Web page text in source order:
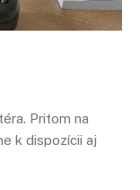
Pritom na
k dispozícii aj